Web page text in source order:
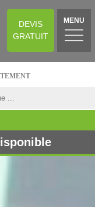
DEVIS
GRATUIT
MENU